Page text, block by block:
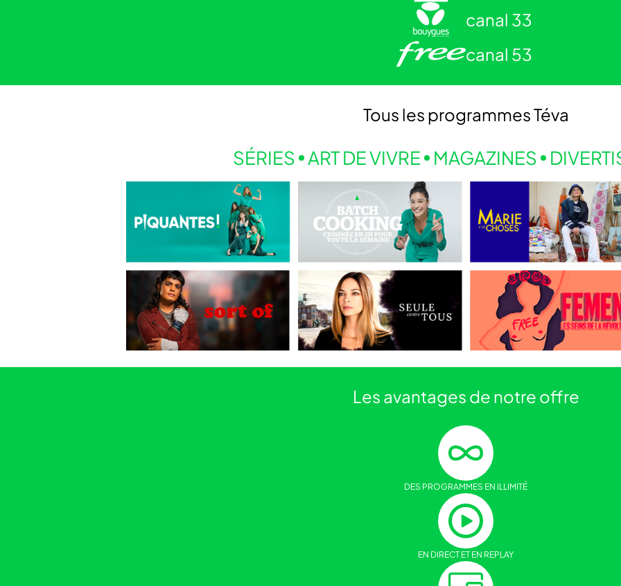
canal 33
canal 53
Tous les programmesTéva
SÉRIES ART DE VIVRE MAGAZINES
Les avantages de notre offre
DES PROGRAMMES EN ILLIMITÉ
EN DIRECT ET EN REPLAY